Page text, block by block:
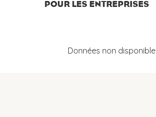
POUR LES ENTREPRISES
Données non disponible